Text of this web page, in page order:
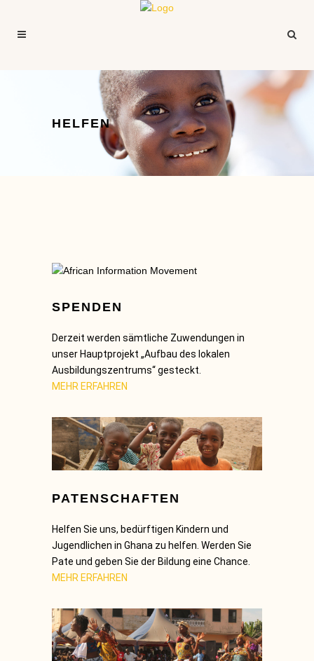
HELFEN
SPENDEN
Derzeit werden sämtliche Zuwendungen in
unser Hauptprojekt „Aufbau des lokalen
Ausbildungszentrums“ gesteckt.
MEHR ERFAHREN
PATENSCHAFTEN
Helfen Sie uns, bedürftigen Kindern und
Jugendlichen in Ghana zu helfen. Werden Sie
Pate und geben Sie der Bildung eine Chance.
MEHR ERFAHREN